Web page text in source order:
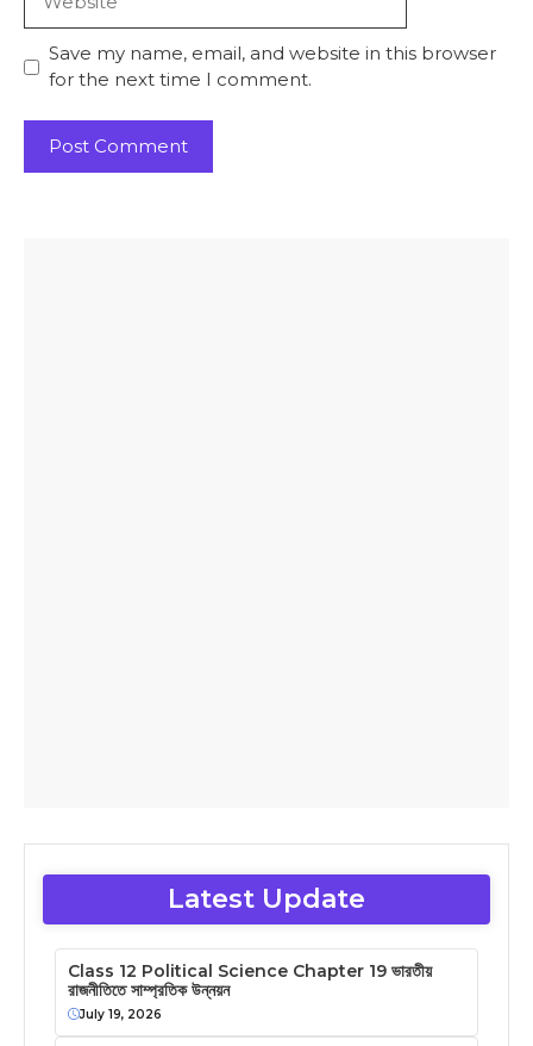
Save my name, email, and website in this browser
for the next time I comment.
Latest Update
Class 12 Political Science Chapter 19 ভারতীয়
রাজনীতিতে সাম্প্রতিক উন্নয়ন
July 19, 2026